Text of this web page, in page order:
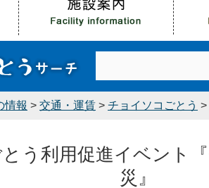
情報 > 交通・運賃 > チョイソコごとう >
う利用促進イベント
災』